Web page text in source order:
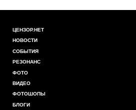
ЦЕНЗОР.НЕТ
НОВОСТИ
СОБЫТИЯ
РЕЗОНАНС
ФОТО
ВИДЕО
ФОТОШОПЫ
БЛОГИ